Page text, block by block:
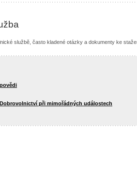
službě, často kladené otázky a dokumenty ke
při mimořádných událostech